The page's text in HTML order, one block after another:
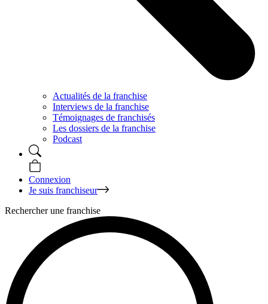
Actualités de la franchise
Interviews de la franchise
Témoignages de franchisés
Les dossiers de la franchise
Podcast
Connexion
Je suis franchiseur
Rechercher une franchise